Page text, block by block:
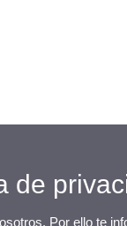
de
Por ello te